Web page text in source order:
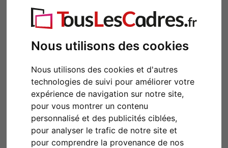
Nous utilisons des cookies
Nous utilisons des cookies et d'autres
technologies de suivi pour améliorer votre
expérience de navigation sur notre site,
pour vous montrer un contenu
personnalisé et des publicités ciblées,
pour analyser le trafic de notre site et
pour comprendre la provenance de nos
Retour